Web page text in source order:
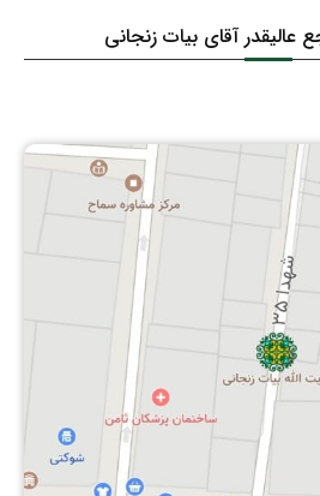
عالیقدر آقای بیات زنجانی